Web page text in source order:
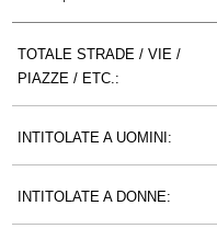
TOTALE STRADE / VIE /
PIAZZE / ETC.:
INTITOLATE A UOMINI:
INTITOLATE A DONNE: